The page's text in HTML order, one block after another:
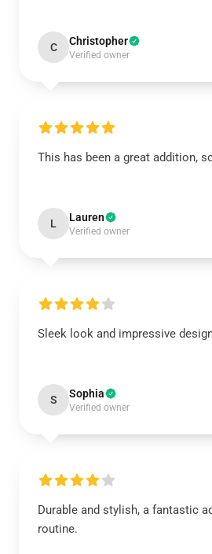
C Christopher
Verified owner
This has been a great addition,
L Lauren
Verified owner
Sleek look and impressive
S Sophia
Verified owner
Durable and stylish, a fantastic
routine.